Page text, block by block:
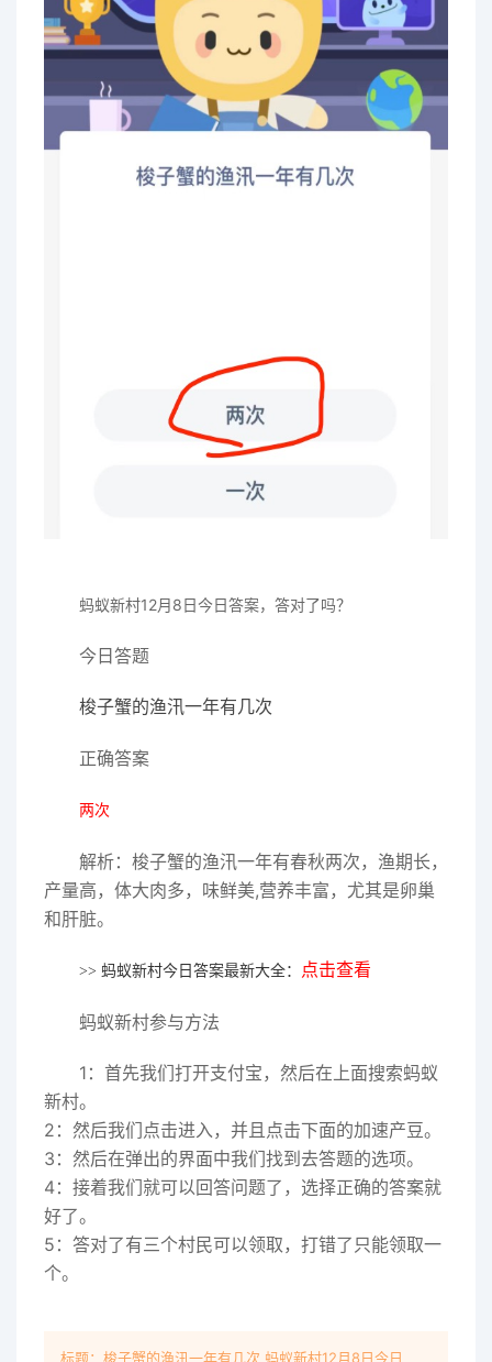
蚂蚁新村12月8日今日答案，答对了吗？
今日答题
梭子蟹的渔汛一年有几次
正确答案
两次
解析：梭子蟹的渔汛一年有春秋两次，渔期长，
产量高，体大肉多，味鲜美,营养丰富，尤其是卵巢
和肝脏。
>> 蚂蚁新村今日答案最新大全： 点击查看
蚂蚁新村参与方法
1：首先我们打开支付宝，然后在上面搜索蚂蚁
新村。
2：然后我们点击进入，并且点击下面的加速产豆。
3：然后在弹出的界面中我们找到去答题的选项。
4：接着我们就可以回答问题了，选择正确的答案就
好了。
5：答对了有三个村民可以领取，打错了只能领取一
个。
标题：梭子蟹的渔汛一年有几次 蚂蚁新村12月8日今日